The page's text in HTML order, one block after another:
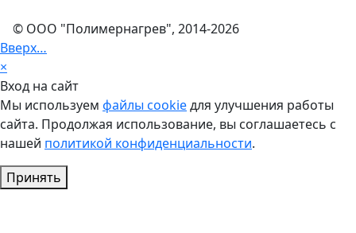
© ООО "Полимернагрев", 2014-2026
Вверх…
×
Вход на сайт
Мы используем файлы cookieдля улучшения работы
сайта. Продолжая использование, вы соглашаетесь с
нашей политикой конфиденциальности.
Принять